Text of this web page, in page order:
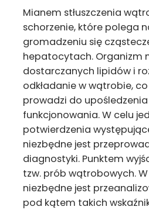
Mianem stłuszczenia
schorzenie, które polega
gromadzeniu się
hepatocytach. Organizm
dostarczanych lipidów i
odkładanie w wątrobie,
prowadzi do
funkcjonowania. W celu
potwierdzenia
niezbędne jest
diagnostyki. Punktem
tzw. prób wątrobowych.
niezbędne jest
pod kątem takich